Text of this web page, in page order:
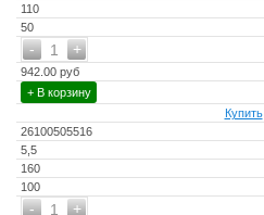
110
50
+
- 1
942.00 руб
+ В корзину
Купить
26100505516
5,5
160
100
+
- 1